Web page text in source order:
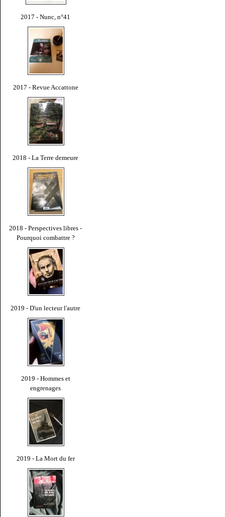
2017 - Nunc, n°41
2017 - Revue Accattone
2018 - La Terre demeure
2018 - Perspectives libres -
Pourquoi combattre ?
2019 - D'un lecteur l'autre
2019 - Hommes et
engrenages
2019 - La Mort du fer